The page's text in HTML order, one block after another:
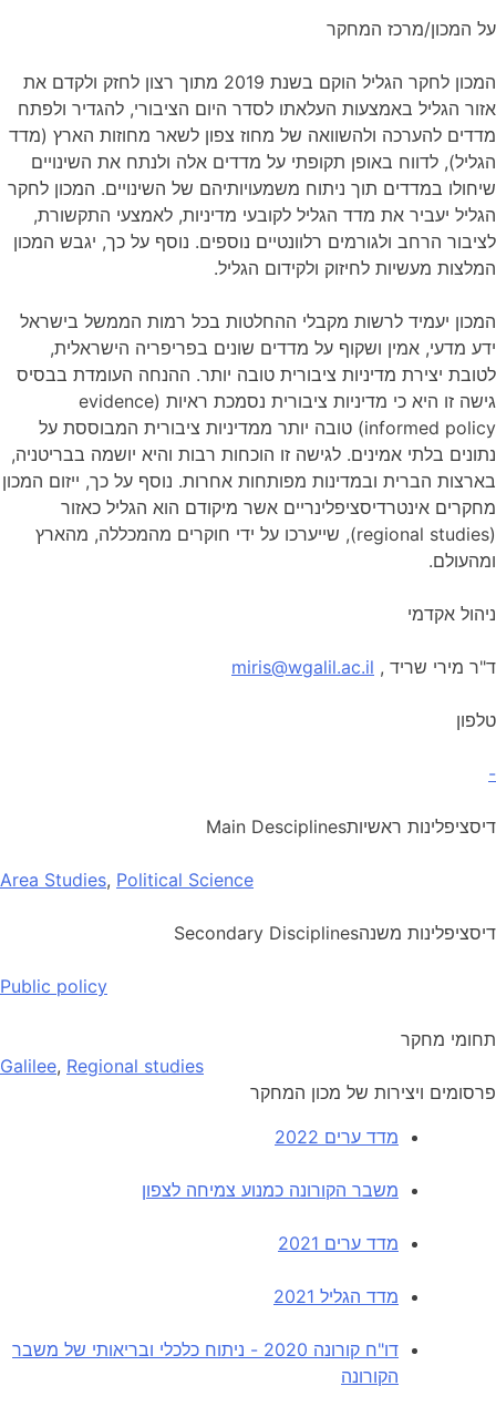
על המכון/מרכז המחקר
המכון לחקר הגליל הוקם בשנת 2019 מתוך רצון לחזק ולקדם את
אזור הגליל באמצעות העלאתו לסדר היום הציבורי, להגדיר ולפתח
מדדים להערכה ולהשוואה של מחוז צפון לשאר מחוזות הארץ (מדד
הגליל), לדווח באופן תקופתי על מדדים אלה ולנתח את השינויים
שיחולו במדדים תוך ניתוח משמעויותיהם של השינויים. המכון לחקר
הגליל יעביר את מדד הגליל לקובעי מדיניות, לאמצעי התקשורת,
לציבור הרחב ולגורמים רלוונטיים נוספים. נוסף על כך, יגבש המכון
המלצות מעשיות לחיזוק ולקידום הגליל.
המכון יעמיד לרשות מקבלי ההחלטות בכל רמות הממשל בישראל
ידע מדעי, אמין ושקוף על מדדים שונים בפריפריה הישראלית,
לטובת יצירת מדיניות ציבורית טובה יותר. ההנחה העומדת בבסיס
גישה זו היא כי מדיניות ציבורית נסמכת ראיות (evidence
informed policy) טובה יותר ממדיניות ציבורית המבוססת על
נתונים בלתי אמינים. לגישה זו הוכחות רבות והיא יושמה בבריטניה,
בארצות הברית ובמדינות מפותחות אחרות. נוסף על כך, ייזום המכון
מחקרים אינטרדיסציפלינריים אשר מיקודם הוא הגליל כאזור
(regional studies), שייערכו על ידי חוקרים מהמכללה, מהארץ
ומהעולם.
ניהול אקדמי
ד"ר מירי שריד ,
miris@wgalil.ac.il
טלפון
-
דיסציפלינות ראשיותMain Desciplines
Area Studies, Political Science
דיסציפלינות משנהSecondary Disciplines
Public policy
תחומי מחקר
Galilee, Regional studies
פרסומים ויצירות של מכון המחקר
מדד ערים 2022
משבר הקורונה כמנוע צמיחה לצפון
מדד ערים 2021
מדד הגליל 2021
דו"ח קורונה 2020 - ניתוח כלכלי ובריאותי של משבר
הקורונה